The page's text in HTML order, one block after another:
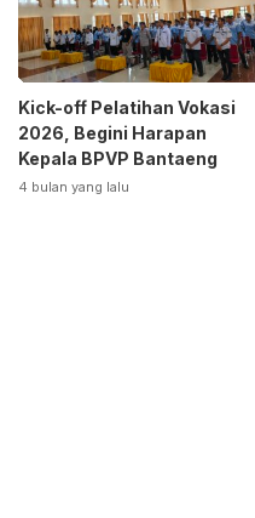
Kick-off Pelatihan Vokasi
2026, Begini Harapan
Kepala BPVP Bantaeng
4 bulan yang lalu